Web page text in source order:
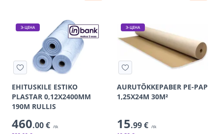
Э-ЦЕНА
EHITUSKILE ESTIKO
PLASTAR 0,12X2400MM
190M RULLIS
460.00 € /tk
Э-ЦЕНА
AURUTÕKKEPABER PE-PAP
1,25X24M 30M²
15.99 € /tk